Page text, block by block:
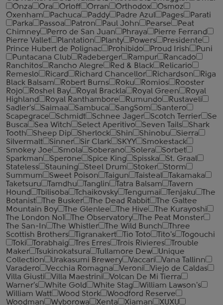
Onza
Ora Orloff Orran Orthodox
Osmoz
Oxenham
Pachuca Paddy Padre Azul Pages
Parati
Parka
Passoa Patron Paul John Pearse
Peat
Chimney
Perro de San Juan Phraya
Pierre Ferrand
Pierre Vallet
Plantation Planty Powers
Presidente
Prince Hubert de Polignac
Prohibido Proud Irish
Puni
Puntacana Club
Radeberger Rampur
Rancado
Ranchitos
Rancho Alegre Red & Black
Relicario
Remeslo
Ricard Richard Chancellor Richardson
Riga
Black Balsam
Robert Burns Roku Romios
Rooster
Rojo
Roshel Bay Royal Brackla Royal Green
Royal
Highland
Royal Ranthambore Rumundo
Rustaveli
Sadler's
Saimaa Sambuca SangSom
Santero
Scapegrace
Schmidt Schnee Jager Scotch Terrier
Se
Busca
Sea Witch Select Aperitivo Seven Tails
Shark
Tooth
Sheep Dip Sherlock Shin Shinobu
Sierra
Silvermalt
Sinner Sir Clark SKYY
Smokestack
Smokey Joe
Smola Soberano Solera
Sorbet
Sparkman
Sperone Spice King Spisska
St. Graal
Stateless
Stauning Steel Drum Stoker
Storm
Summum
Sweet Poison Taigun Taisteal
Takamaka
Taketsuru
Tamdhu Tanglin Tatra Balsam
Tavern
Hound
Tbilisoba Tchaikovsky Tengumai Tenjaku
The
Botanist
The Busker The Dead Rabbit
The Galtee
Mountain Boy
The Glenlee The Hive
The Kurayoshi
The London №1
The Observatory
The Peat Monster
The San-In
The Whistler The Wild Bunch
Three
Scottish Brothers
Tigranakert Tio Toto Tito's
Togouchi
Toki
Torabhaig Tres Erres Trois Rivieres
Trouble
Maker
Tsukinokatsura Tullamore Dew
Unique
Collection
Urakasumi Brewery Vaccari
Vana Tallinn
Varadero
Vecchia Romagna Veroni
Viejo de Caldas
Villa Giusti
Villa Maestrini
Volcan De Mi Tierra
Warner's
White Gold White Stag
William Lawson's
William Watt
Wood Stork
Woodford Reserve
Woodman
Wyborowa Xenta Xiaman
XUXU